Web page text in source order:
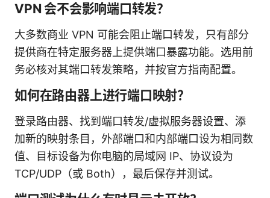
VPN 会不会影响端口转发？
大多数商业 VPN 可能会阻止端口转发，只有部分
提供商在特定服务器上提供端口暴露功能。选用前
务必核对其端口转发策略，并按官方指南配置。
如何在路由器上进行端口映射？
登录路由器、找到端口转发/虚拟服务器设置、添
加新的映射条目，外部端口和内部端口设为相同数
值、目标设备为你电脑的局域网 IP、协议设为
TCP/UDP（或 Both），最后保存并测试。